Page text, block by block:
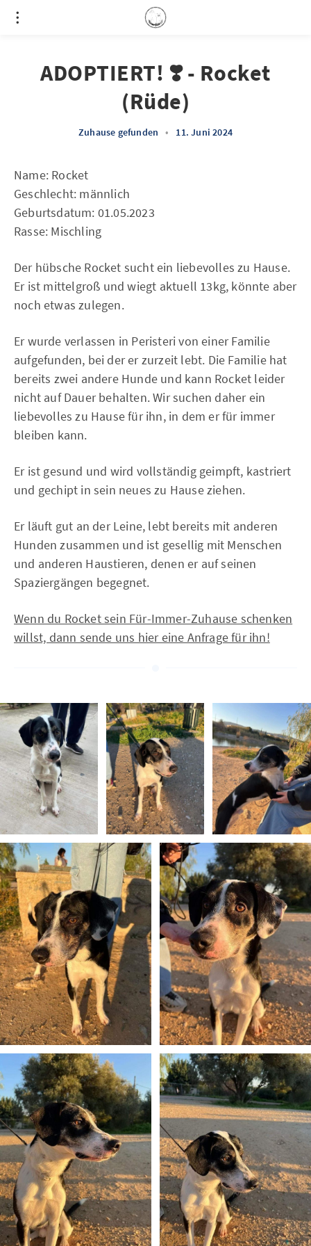
ADOPTIERT! ❣️ - Rocket
(Rüde)
Zuhause gefunden • 11. Juni 2024
Name: Rocket
Geschlecht: männlich
Geburtsdatum: 01.05.2023
Rasse: Mischling
Der hübsche Rocket sucht ein liebevolles zu Hause.
Er ist mittelgroß und wiegt aktuell 13kg, könnte aber
noch etwas zulegen.
Er wurde verlassen in Peristeri von einer Familie
aufgefunden, bei der er zurzeit lebt. Die Familie hat
bereits zwei andere Hunde und kann Rocket leider
nicht auf Dauer behalten. Wir suchen daher ein
liebevolles zu Hause für ihn, in dem er für immer
bleiben kann.
Er ist gesund und wird vollständig geimpft, kastriert
und gechipt in sein neues zu Hause ziehen.
Er läuft gut an der Leine, lebt bereits mit anderen
Hunden zusammen und ist gesellig mit Menschen
und anderen Haustieren, denen er auf seinen
Spaziergängen begegnet.
Wenn du Rocket sein Für-Immer-Zuhause schenken
willst, dann sende uns hier eine Anfrage für ihn!